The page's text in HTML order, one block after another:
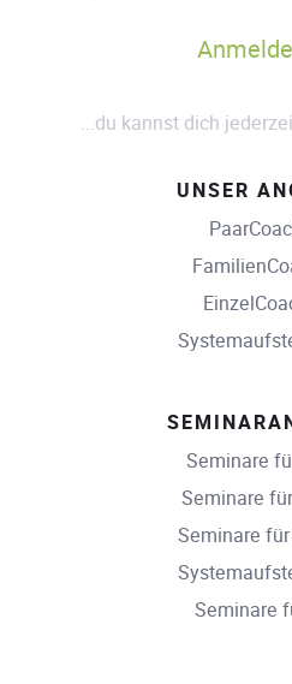
...du kannst dich
UNSER
Seminare
Seminare
Seminare
Seminare